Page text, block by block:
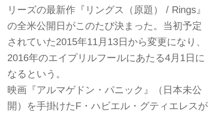
リーズの最新作『リングス（原題） / Rings』
の全米公開日がこのたび決まった。当初予定
されていた2015年11月13日から変更になり、
2016年のエイプリルフールにあたる4月1日に
なるという。
映画『アルマゲドン・パニック』（日本未公
開）を手掛けたF・ハビエル・グティエレスが